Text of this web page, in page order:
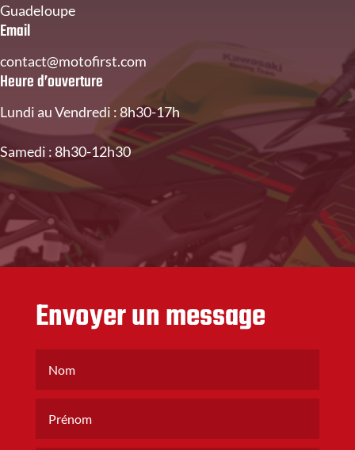
Guadeloupe
Email
contact@motofirst.com
Heure d’ouverture
Lundi au Vendredi : 8h30-17h
Samedi : 8h30-12h30
Envoyer un message